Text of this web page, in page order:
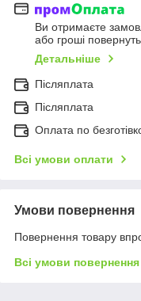
Ви отримаєте
або гроші
Детальніше
Післяплата
Післяплата
Оплата по
Всі умови оплати
Умови повернення
Повернення товару
Всі умови повернення